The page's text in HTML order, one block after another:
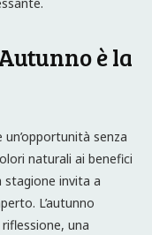
è la
senza
naturali ai benefici
invita a
L’autunno
una